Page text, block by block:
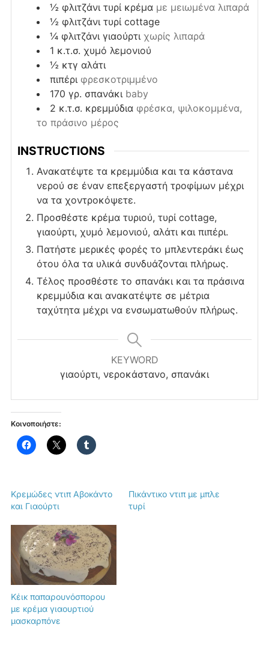
½ φλιτζάνι τυρί κρέμα με μειωμένα λιπαρά
½ φλιτζάνι τυρί cottage
¼ φλιτζάνι γιαούρτι χωρίς λιπαρά
1 κ.τ.σ. χυμό λεμονιού
½ κτγ αλάτι
πιπέρι φρεσκοτριμμένο
170 γρ. σπανάκι baby
2 κ.τ.σ. κρεμμύδια φρέσκα, ψιλοκομμένα,
το πράσινο μέρος
INSTRUCTIONS
Ανακατέψτε τα κρεμμύδια και τα κάστανα
νερού σε έναν επεξεργαστή τροφίμων μέχρι
να τα χοντροκόψετε.
Προσθέστε κρέμα τυριού, τυρί cottage,
γιαούρτι, χυμό λεμονιού, αλάτι και πιπέρι.
Πατήστε μερικές φορές το μπλεντεράκι έως
ότου όλα τα υλικά συνδυάζονται πλήρως.
Τέλος προσθέστε το σπανάκι και τα πράσινα
κρεμμύδια και ανακατέψτε σε μέτρια
ταχύτητα μέχρι να ενσωματωθούν πλήρως.
KEYWORD
γιαούρτι, νεροκάστανο, σπανάκι
Κοινοποιήστε:
Κρεμώδες ντιπ Αβοκάντο
και Γιαούρτι
Πικάντικο ντιπ με μπλε
τυρί
Κέικ παπαρουνόσπορου
με κρέμα γιαουρτιού
μασκαρπόνε